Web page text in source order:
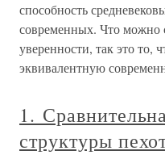
способность
современных. Что можно
уверенности, так это то,
эквивалентную
1.
структуры